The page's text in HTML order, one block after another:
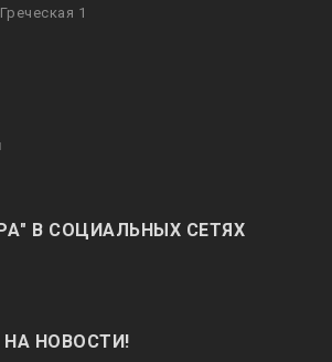
1
В СОЦИАЛЬНЫХ СЕТЯХ
НОВОСТИ!